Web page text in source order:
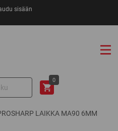
sisään
0
LAIKKA MA90 6MM